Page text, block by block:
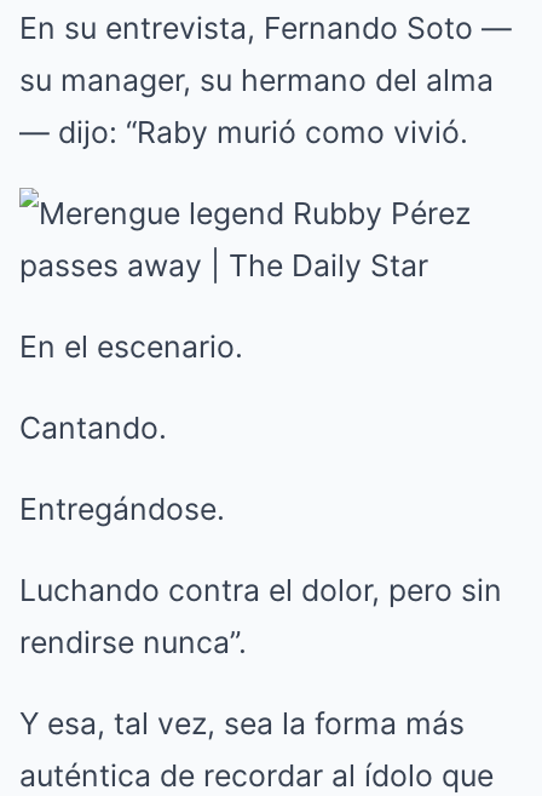
En su entrevista, Fernando Soto —
su manager, su hermano del alma
— dijo: “Raby murió como vivió.
En el escenario.
Cantando.
Entregándose.
Luchando contra el dolor, pero sin
rendirse nunca”.
Y esa, tal vez, sea la forma más
auténtica de recordar al ídolo que